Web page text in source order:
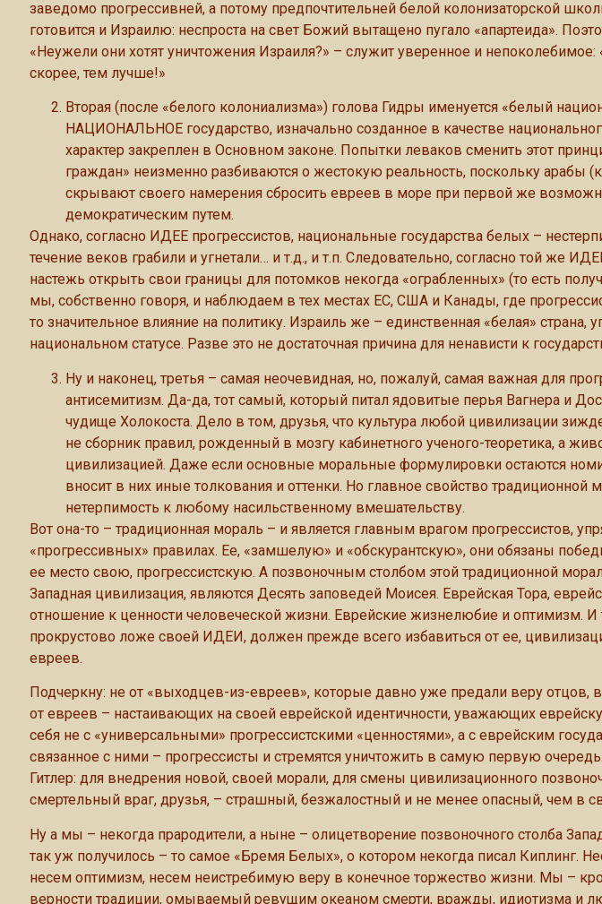
заведомо прогрессивней, а потому предпочтительней белой колонизаторской
готовится и Израилю: неспроста на свет Божий вытащено пугало «апартеида».
«Неужели они хотят уничтожения Израиля?» – служит уверенное и
скорее, тем лучше!»
Вторая (после «белого колониализма») голова Гидры именуется «белый
НАЦИОНАЛЬНОЕ государство, изначально созданное в качестве
характер закреплен в Основном законе. Попытки леваков сменить этот
граждан» неизменно разбиваются о жестокую реальность, поскольку арабы
скрывают своего намерения сбросить евреев в море при первой же
демократическим путем.
Однако, согласно ИДЕЕ прогрессистов, национальные государства белых –
течение веков грабили и угнетали… и т.д., и т.п. Следовательно, согласно той же
настежь открыть свои границы для потомков некогда «ограбленных» (то есть
мы, собственно говоря, и наблюдаем в тех местах ЕС, США и Канады, где
то значительное влияние на политику. Израиль же – единственная «белая»
национальном статусе. Разве это не достаточная причина для ненависти к
Ну и наконец, третья – самая неочевидная, но, пожалуй, самая важная для
антисемитизм. Да-да, тот самый, который питал ядовитые перья Вагнера и
чудище Холокоста. Дело в том, друзья, что культура любой цивилизации
не сборник правил, рожденный в мозгу кабинетного ученого-теоретика, а
цивилизацией. Даже если основные моральные формулировки остаются
вносит в них иные толкования и оттенки. Но главное свойство
нетерпимость к любому насильственному вмешательству.
Вот она-то – традиционная мораль – и является главным врагом прогрессистов,
«прогрессивных» правилах. Ее, «замшелую» и «обскурантскую», они обязаны
ее место свою, прогрессистскую. А позвоночным столбом этой традиционной
Западная цивилизация, являются Десять заповедей Моисея. Еврейская Тора,
отношение к ценности человеческой жизни. Еврейские жизнелюбие и оптимизм. И
прокрустово ложе своей ИДЕИ, должен прежде всего избавиться от ее,
евреев.
Подчеркну: не от «выходцев-из-евреев», которые давно уже предали веру отцов,
от евреев – настаивающих на своей еврейской идентичности, уважающих
себя не с «универсальными» прогрессистскими «ценностями», а с еврейским
связанное с ними – прогрессисты и стремятся уничтожить в самую первую
Гитлер: для внедрения новой, своей морали, для смены цивилизационного
смертельный враг, друзья, – страшный, безжалостный и не менее опасный, чем в
Ну а мы – некогда прародители, а ныне – олицетворение позвоночного столба
так уж получилось – то самое «Бремя Белых», о котором некогда писал Киплинг.
несем оптимизм, несем неистребимую веру в конечное торжество жизни. Мы –
верности традиции, омываемый ревущим океаном смерти, вражды, идиотизма и